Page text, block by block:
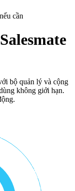
cần
bộ quản lý và cộng
không giới hạn.